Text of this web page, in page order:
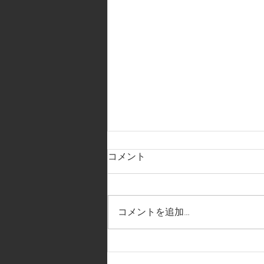
2026.7.11.人物講座
コメント
コメントを追加…